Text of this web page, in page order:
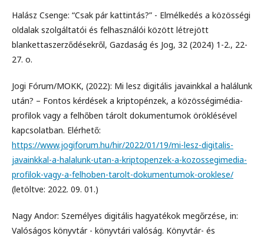
Halász Csenge: “Csak pár kattintás?” - Elmélkedés a közösségi
oldalak szolgáltatói és felhasználói között létrejött
blankettaszerződésekről, Gazdaság és Jog, 32 (2024) 1-2., 22-
27. o.
Jogi Fórum/MOKK, (2022): Mi lesz digitális javainkkal a halálunk
után? – Fontos kérdések a kriptopénzek, a közösségimédia-
profilok vagy a felhőben tárolt dokumentumok öröklésével
kapcsolatban. Elérhető:
https://www.jogiforum.hu/hir/2022/01/19/mi-lesz-digitalis-
javainkkal-a-halalunk-utan-a-kriptopenzek-a-kozossegimedia-
profilok-vagy-a-felhoben-tarolt-dokumentumok-oroklese/
(letöltve: 2022. 09. 01.)
Nagy Andor: Személyes digitális hagyatékok megőrzése, in:
Valóságos könyvtár - könyvtári valóság. Könyvtár- és